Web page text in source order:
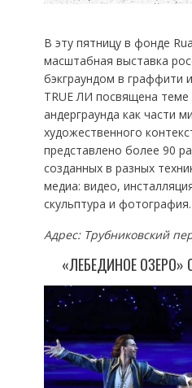
В эту пятницу в фонде
масштабная выставка
бэкграундом в граффити
TRUE ЛИ посвящена теме
андерграунда как части
художественного
представлено более 90
созданных в разных
медиа: видео,
скульптура и фотография.
Адрес: Трубниковский
«ЛЕБЕДИНОЕ ОЗЕРО»